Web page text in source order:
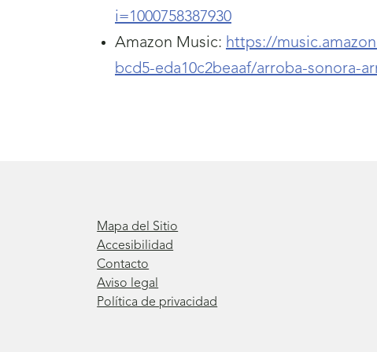
i=1000758387930
Amazon Music: https://
bcd5-eda10c2beaaf/arroba-sonora-
Mapa del Sitio
Accesibilidad
Contacto
Aviso legal
Política de privacidad